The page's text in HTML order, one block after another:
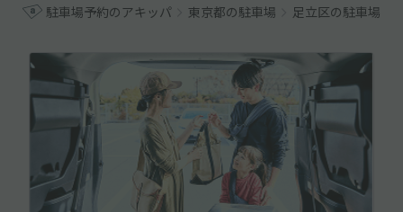
駐車場予約のアキッパ 東京都の駐車場 足立区の駐車場